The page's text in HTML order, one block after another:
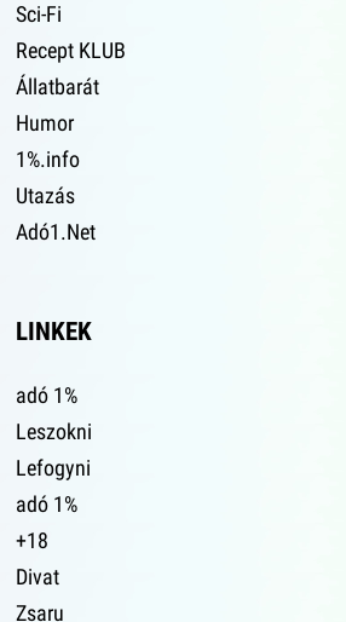
Sci-Fi
Recept KLUB
Állatbarát
Humor
1%.info
Utazás
Adó1.Net
LINKEK
adó 1%
Leszokni
Lefogyni
adó 1%
+18
Divat
Zsaru